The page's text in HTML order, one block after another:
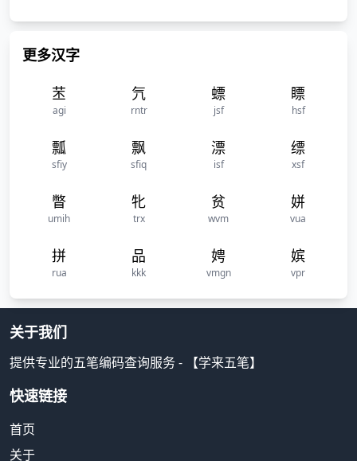
更多汉字
苤
agi
氕
rntr
螵
jsf
瞟
hsf
瓢
sfiy
飘
sfiq
漂
isf
缥
xsf
瞥
umih
牝
trx
贫
wvm
姘
vua
拼
rua
品
kkk
娉
vmgn
嫔
vpr
关于我们
提供专业的五笔编码查询服务 - 【学来五笔】
快速链接
首页
关于